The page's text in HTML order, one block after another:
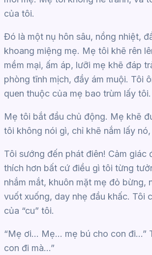
của tôi.
Đó là một nụ hôn sâu, nồng nhiệt,
khoang miệng mẹ. Mẹ tôi khẽ rên
mềm mại, ấm áp, lưỡi mẹ khẽ đáp
phòng tĩnh mịch, đầy ám muội. Tôi
quen thuộc của mẹ bao trùm lấy tôi.
Mẹ tôi bắt đầu chủ động. Mẹ khẽ
tôi không nói gì, chỉ khẽ nắm lấy
Tôi sướng đến phát điên! Cảm
thích hơn bất cứ điều gì tôi từng
nhắm mắt, khuôn mặt mẹ đỏ bừng,
vuốt xuống, day nhẹ đầu khấc. Tôi
của “cu” tôi.
“Mẹ ơi… Mẹ… mẹ bú cho con đi…”
con đi mà…”